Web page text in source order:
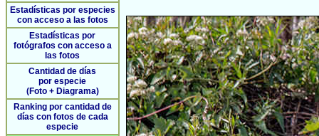
Estadísticas por especies
con acceso a las fotos
Estadísticas por
fotógrafos con acceso a
las fotos
Cantidad de días
por especie
(Foto + Diagrama)
Ranking por cantidad de
días con fotos de cada
especie